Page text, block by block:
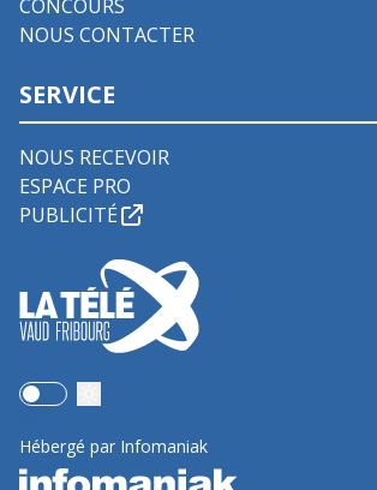
CONCOURS
NOUS CONTACTER
SERVICE
NOUS RECEVOIR
ESPACE PRO
PUBLICITÉ
Use setting
Hébergé par Infomaniak